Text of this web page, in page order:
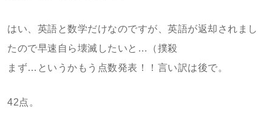
はい、英語と数学だけなのですが、英語が返却されまし
たので早速自ら壊滅したいと…（撲殺
まず…というかもう点数発表！！言い訳は後で。
42点。